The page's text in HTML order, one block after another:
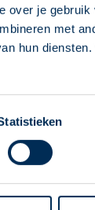
over je
met
hun
ingesteld als
in het
het ontbijt.
kan
u hier last